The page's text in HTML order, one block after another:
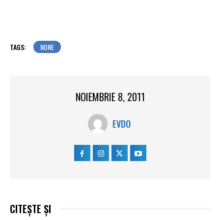
TAGS: NONE
NOIEMBRIE 8, 2011
EVDO
CITEȘTE ȘI